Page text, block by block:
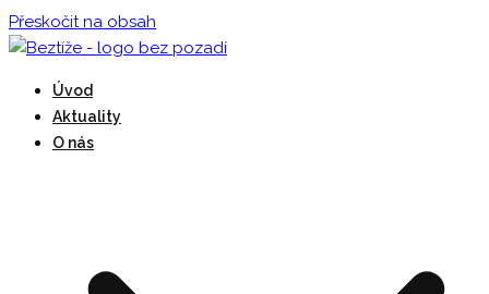
Přeskočit na obsah
Beztíže
Beztíži provozuje DDM Praha 3 – Ulita
Úvod
Aktuality
O nás